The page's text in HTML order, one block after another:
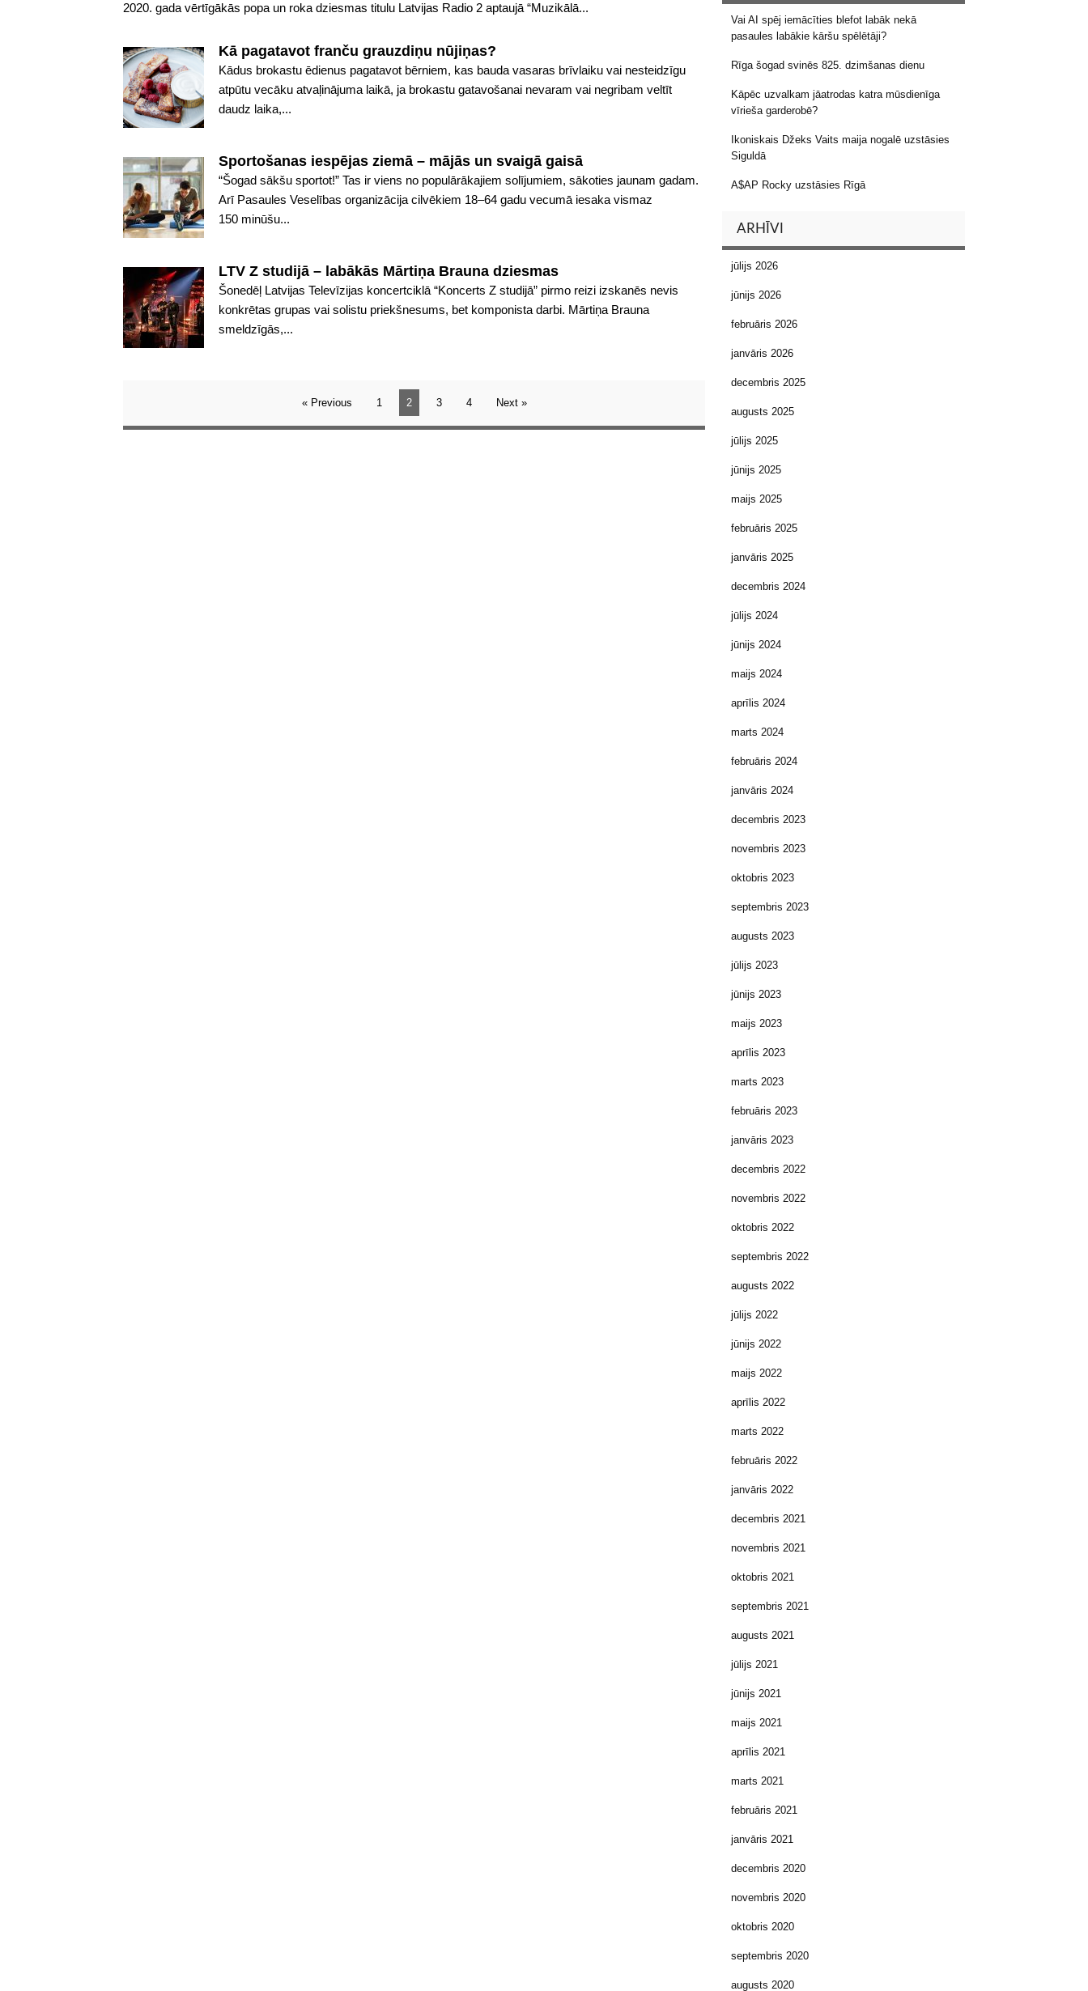
2020. gada vērtīgākās popa un roka dziesmas titulu Latvijas Radio 2 aptaujā “Muzikālā...
Kā pagatavot franču grauzdiņu nūjiņas?
Kādus brokastu ēdienus pagatavot bērniem, kas bauda vasaras brīvlaiku vai nesteidzīgu
atpūtu vecāku atvaļinājuma laikā, ja brokastu gatavošanai nevaram vai negribam veltīt
daudz laika,...
Sportošanas iespējas ziemā – mājās un svaigā gaisā
“Šogad sākšu sportot!” Tas ir viens no populārākajiem solījumiem, sākoties jaunam gadam.
Arī Pasaules Veselības organizācija cilvēkiem 18–64 gadu vecumā iesaka vismaz
150 minūšu...
LTV Z studijā – labākās Mārtiņa Brauna dziesmas
Šonedēļ Latvijas Televīzijas koncertciklā “Koncerts Z studijā” pirmo reizi izskanēs nevis
konkrētas grupas vai solistu priekšnesums, bet komponista darbi. Mārtiņa Brauna
smeldzīgās,...
« Previous 1 2 3 4 Next »
Vai AI spēj iemācīties blefot labāk nekā
pasaules labākie kāršu spēlētāji?
Rīga šogad svinēs 825. dzimšanas dienu
Kāpēc uzvalkam jāatrodas katra mūsdienīga
vīrieša garderobē?
Ikoniskais Džeks Vaits maija nogalē uzstāsies
Siguldā
A$AP Rocky uzstāsies Rīgā
ARHĪVI
jūlijs 2026
jūnijs 2026
februāris 2026
janvāris 2026
decembris 2025
augusts 2025
jūlijs 2025
jūnijs 2025
maijs 2025
februāris 2025
janvāris 2025
decembris 2024
jūlijs 2024
jūnijs 2024
maijs 2024
aprīlis 2024
marts 2024
februāris 2024
janvāris 2024
decembris 2023
novembris 2023
oktobris 2023
septembris 2023
augusts 2023
jūlijs 2023
jūnijs 2023
maijs 2023
aprīlis 2023
marts 2023
februāris 2023
janvāris 2023
decembris 2022
novembris 2022
oktobris 2022
septembris 2022
augusts 2022
jūlijs 2022
jūnijs 2022
maijs 2022
aprīlis 2022
marts 2022
februāris 2022
janvāris 2022
decembris 2021
novembris 2021
oktobris 2021
septembris 2021
augusts 2021
jūlijs 2021
jūnijs 2021
maijs 2021
aprīlis 2021
marts 2021
februāris 2021
janvāris 2021
decembris 2020
novembris 2020
oktobris 2020
septembris 2020
augusts 2020